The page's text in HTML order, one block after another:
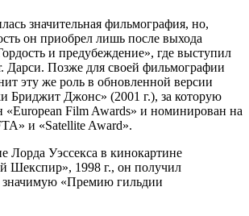
значительная фильмография, но,
он приобрел лишь после выхода
и предубеждение», где выступил
Дарси. Позже для своей фильмографии
эту же роль в обновленной версии
Бриджит Джонс» (2001 г.), за которую
«European Film Awards» и номинирован на
и «Satellite Award».
Лорда Уэссекса в кинокартине
Шекспир», 1998 г., он получил
«Премию гильдии